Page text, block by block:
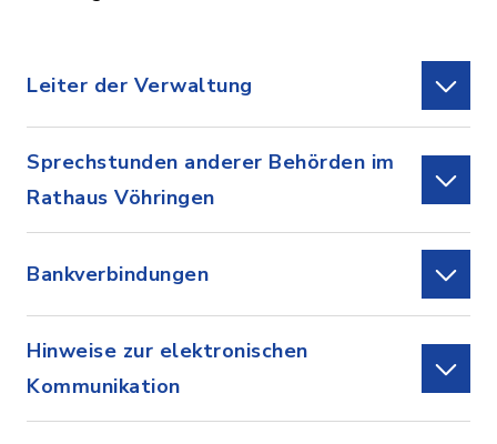
Leiter der Verwaltung
Sprechstunden anderer Behörden im
Rathaus Vöhringen
Bankverbindungen
Hinweise zur elektronischen
Kommunikation